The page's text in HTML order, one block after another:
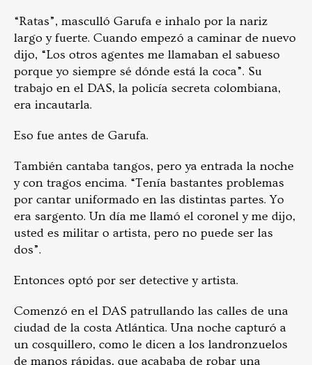
“Ratas”, masculló Garufa e inhalo por la nariz
largo y fuerte. Cuando empezó a caminar de nuevo
dijo, “Los otros agentes me llamaban el sabueso
porque yo siempre sé dónde está la coca”. Su
trabajo en el DAS, la policía secreta colombiana,
era incautarla.
Eso fue antes de Garufa.
También cantaba tangos, pero ya entrada la noche
y con tragos encima. “Tenía bastantes problemas
por cantar uniformado en las distintas partes. Yo
era sargento. Un día me llamó el coronel y me dijo,
usted es militar o artista, pero no puede ser las
dos”.
Entonces optó por ser detective y artista.
Comenzó en el DAS patrullando las calles de una
ciudad de la costa Atlántica. Una noche capturó a
un cosquillero, como le dicen a los landronzuelos
de manos rápidas, que acababa de robar una